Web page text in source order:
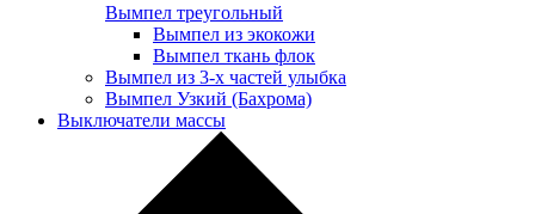
Вымпел треугольный
Вымпел из экокожи
Вымпел ткань флок
Вымпел из 3-х частей улыбка
Вымпел Узкий (Бахрома)
Выключатели массы